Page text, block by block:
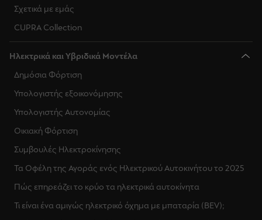
Σχετικά με εμάς
CUPRA Collection
Ηλεκτρικά και Υβριδικά Μοντέλα
Δημόσια Φόρτιση
Υπολογιστής εξοικονόμησης
Υπολογιστής Αυτονομίας
Οικιακή Φόρτιση
Συμβουλές Ηλεκτροκίνησης
Τα Οφέλη της Αγοράς ενός Ηλεκτρικού Αυτοκινήτου το 2025
Πώς επηρεάζει το κρύο τα ηλεκτρικά αυτοκίνητα
Τι είναι ένα αμιγώς ηλεκτρικό όχημα με μπαταρία (BEV);